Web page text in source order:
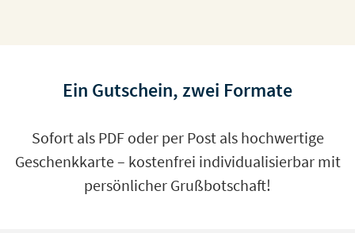
Ein Gutschein, zwei Formate
Sofort als PDF oder per Post als hochwertige
Geschenkkarte – kostenfrei individualisierbar mit
persönlicher Grußbotschaft!